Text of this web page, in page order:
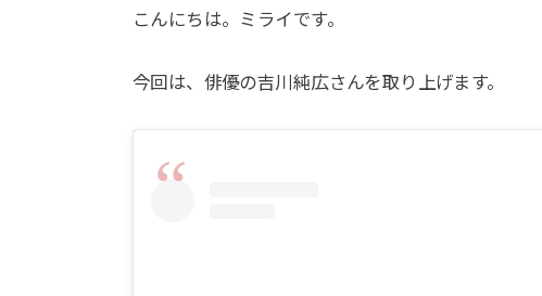
こんにちは。ミライです。
今回は、俳優の吉川純広さんを取り上げます。